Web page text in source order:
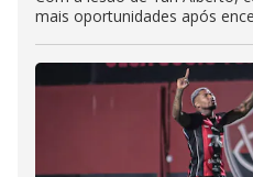
mais oportunidades após